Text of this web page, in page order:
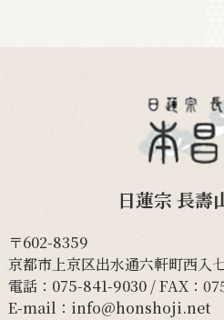
日蓮宗 長壽
〒602-8359
京都市上京区出水通六軒町西入
電話： 075-841-9030/ FAX：
E-mail： info@honshoji.net